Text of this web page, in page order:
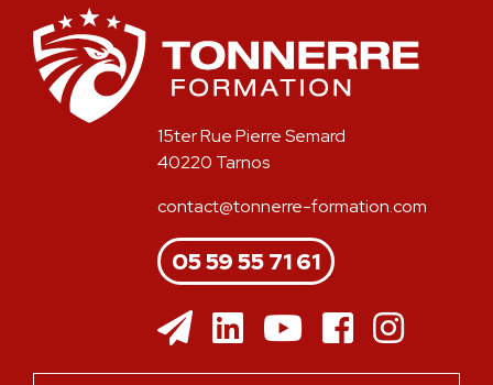
15ter Rue Pierre Semard
40220 Tarnos
contact@tonnerre-formation.com
05 59 55 71 61